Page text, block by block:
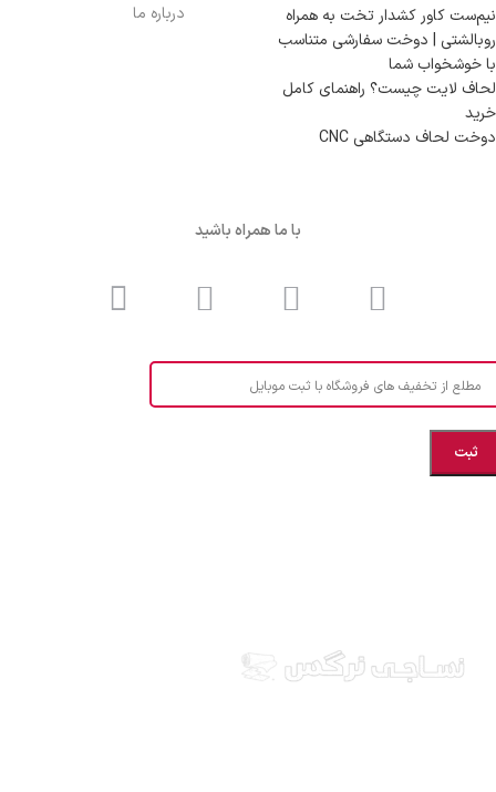
نیم‌ست کاور کشدار تخت به همراه
روبالشتی | دوخت سفارشی متناسب
با خوشخواب شما
لحاف لایت چیست؟ راهنمای کامل
خرید
دوخت لحاف دستگاهی CNC
درباره ما
با ما همراه باشید
مطلع از تخفیف های فروشگاه با ثبت موبایل